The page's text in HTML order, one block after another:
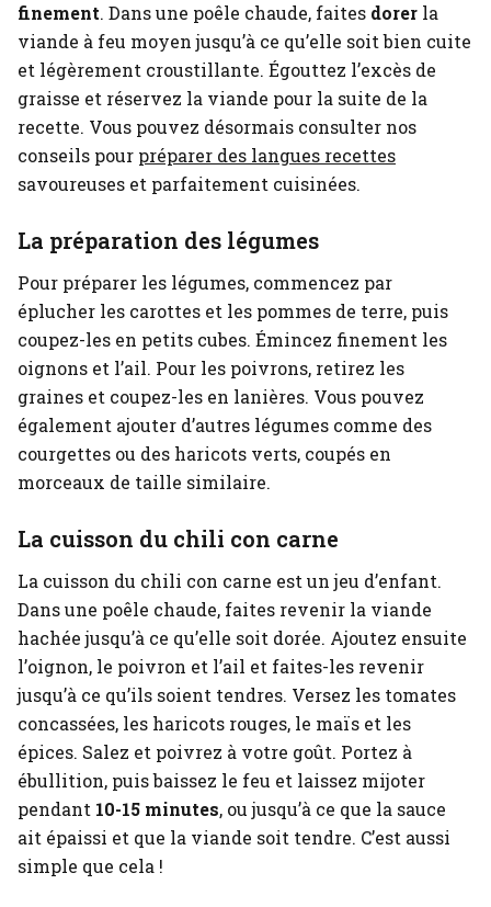
finement. Dans une poêle chaude, faites dorer la
viande à feu moyen jusqu’à ce qu’elle soit bien cuite
et légèrement croustillante. Égouttez l’excès de
graisse et réservez la viande pour la suite de la
recette. Vous pouvez désormais consulter nos
conseils pour préparer des langues recettes
savoureuses et parfaitement cuisinées.
La préparation des légumes
Pour préparer les légumes, commencez par
éplucher les carottes et les pommes de terre, puis
coupez-les en petits cubes. Émincez finement les
oignons et l’ail. Pour les poivrons, retirez les
graines et coupez-les en lanières. Vous pouvez
également ajouter d’autres légumes comme des
courgettes ou des haricots verts, coupés en
morceaux de taille similaire.
La cuisson du chili con carne
La cuisson du chili con carne est un jeu d’enfant.
Dans une poêle chaude, faites revenir la viande
hachée jusqu’à ce qu’elle soit dorée. Ajoutez ensuite
l’oignon, le poivron et l’ail et faites-les revenir
jusqu’à ce qu’ils soient tendres. Versez les tomates
concassées, les haricots rouges, le maïs et les
épices. Salez et poivrez à votre goût. Portez à
ébullition, puis baissez le feu et laissez mijoter
pendant 10-15 minutes, ou jusqu’à ce que la sauce
ait épaissi et que la viande soit tendre. C’est aussi
simple que cela !